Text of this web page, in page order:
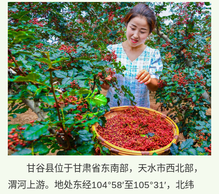
甘谷县位于甘肃省东南部，天水市西北部，
渭河上游。地处东经104°58′至105°31′，北纬